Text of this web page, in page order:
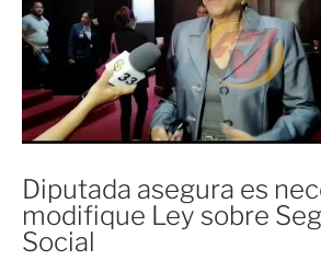
Diputada asegura es
modifique Ley sobre
Social